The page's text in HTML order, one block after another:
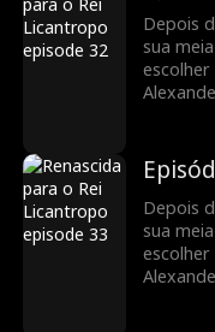
Depois
sua
tarde
Depois
sua